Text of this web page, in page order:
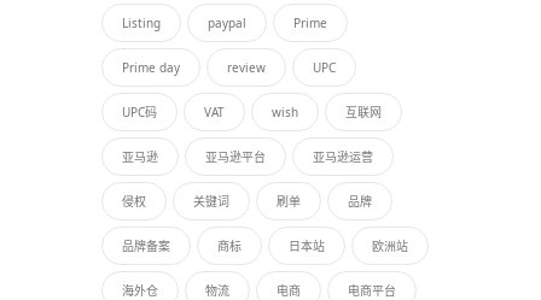
Listing paypal Prime
Prime day review UPC
UPC码 VAT wish 互联网
亚马逊 亚马逊平台 亚马逊运营
侵权 关键词 刷单 品牌
品牌备案 商标 日本站 欧洲站
海外仓 物流 电商 电商平台